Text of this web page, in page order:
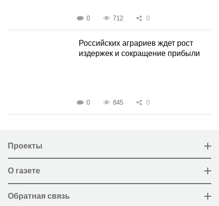
0 712 0
Российских аграриев ждет рост
издержек и сокращение прибыли
0 845 0
Проекты
О газете
Обратная связь